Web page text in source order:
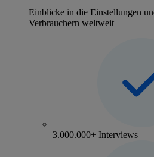
Einblicke in die Einstellungen
Verbrauchern weltweit
3.000.000+ Interviews